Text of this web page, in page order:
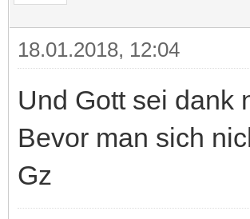
18.01.2018, 12:04
Und Gott sei dank
Bevor man sich
Gz